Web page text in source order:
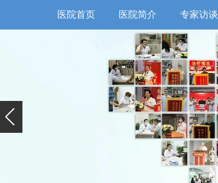
医院首页 医院简介 专家访谈